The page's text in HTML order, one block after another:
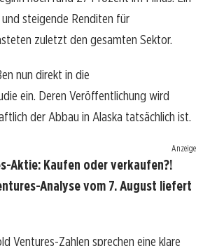
steigende Renditen für
zuletzt den gesamten Sektor.
nun direkt in die
ein. Deren Veröffentlichung wird
der Abbau in Alaska tatsächlich ist.
Anzeige
Aktie: Kaufen oder verkaufen?!
Analyse vom 7. August liefert
Ventures-Zahlen sprechen eine klare